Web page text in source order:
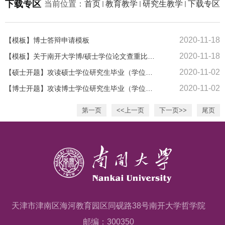
当前位置： 首页 教育教学 研究生教学 下载专区
下载专区
【模板】博士答辩申请模板 2020-11-18
2020-11-18
2020-11-02
2020-11-02
第一页 <<上一页 下一页>> 尾页
天津市津南区海河教育园区同砚路38号南开大学哲学院
邮编：300350